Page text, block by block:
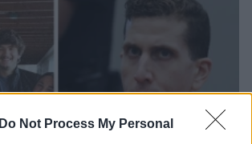
Do Not Process My Personal